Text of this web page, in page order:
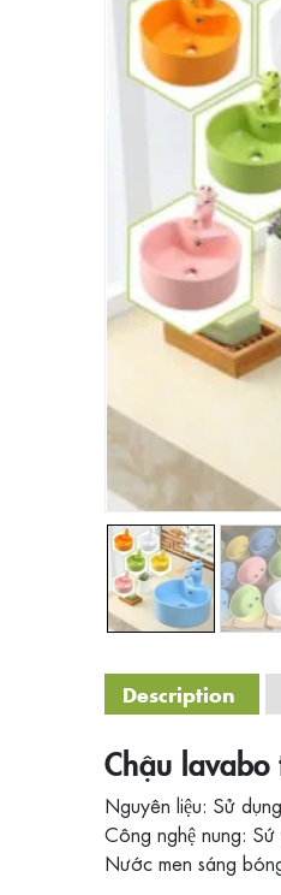
Description
Chậu lavabo
Nguyên liệu: Sử
Công nghệ nung:
Nước men sáng